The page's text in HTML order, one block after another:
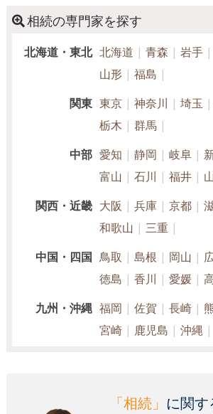
相続の専門家を探す
北海道・東北 北海道 青森 岩手
山形
福島
関東 東京 神奈川 埼玉
栃木
群馬
中部 愛知 静岡 岐阜
富山
石川 福井
関西・近畿 大阪 兵庫 京都
和歌山
三重
中国・四国 鳥取 島根 岡山
徳島
香川 愛媛
九州・沖縄 福岡 佐賀 長崎
宮崎
鹿児島 沖縄
「相続」 に関